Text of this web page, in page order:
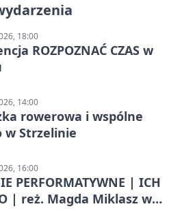
18:00
ROZPOZNAĆ CZAS w
14:00
rowerowa i wspólne
w Strzelinie
16:00
PERFORMATYWNE | ICH
| reż. Magda Miklasz w